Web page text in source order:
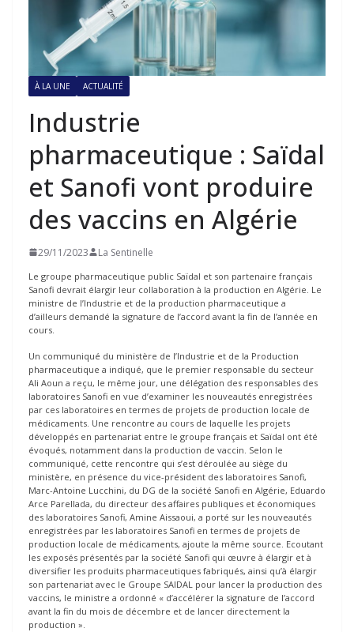
À LA UNE ACTUALITÉ
Industrie
pharmaceutique : Saïdal
et Sanofi vont produire
des vaccins en Algérie
29/11/2023 La Sentinelle
Le groupe pharmaceutique public Saïdal et son partenaire français
Sanofi devrait élargir leur collaboration à la production en Algérie. Le
ministre de l’Industrie et de la production pharmaceutique a
d’ailleurs demandé la signature de l’accord avant la fin de l’année en
cours.
Un communiqué du ministère de l’Industrie et de la Production
pharmaceutique a indiqué, que le premier responsable du secteur
Ali Aoun a reçu, le même jour, une délégation des responsables des
laboratoires Sanofi en vue d’examiner les nouveautés enregistrées
par ces laboratoires en termes de projets de production locale de
médicaments. Une rencontre au cours de laquelle les projets
développés en partenariat entre le groupe français et Saïdal ont été
évoqués, notamment dans la production de vaccin. Selon le
communiqué, cette rencontre qui s’est déroulée au siège du
ministère, en présence du vice-président des laboratoires Sanofi,
Marc-Antoine Lucchini, du DG de la société Sanofi en Algérie, Eduardo
Arce Parellada, du directeur des affaires publiques et économiques
des laboratoires Sanofi, Amine Aissaoui, a porté sur les nouveautés
enregistrées par les laboratoires Sanofi en termes de projets de
production locale de médicaments, ajoute la même source. Ecoutant
les exposés présentés par la société Sanofi qui œuvre à élargir et à
diversifier les produits pharmaceutiques fabriqués, ainsi qu’à élargir
son partenariat avec le Groupe SAIDAL pour lancer la production des
vaccins, le ministre a ordonné « d’accélérer la signature de l’accord
avant la fin du mois de décembre et de lancer directement la
production ».